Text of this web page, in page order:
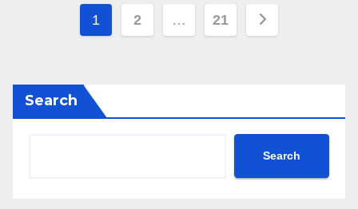
Posts
1 2 … 21
Search
Search